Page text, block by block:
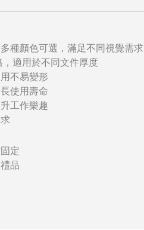
種顏色可選，滿足不同視覺需求
，適用於不同文件厚度
不易變形
使用壽命
工作樂趣
定
品